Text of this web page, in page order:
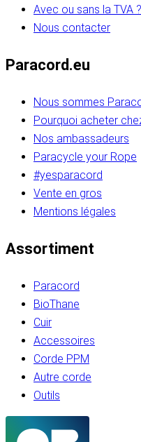
Avec ou sans la TVA ?
Nous contacter
Paracord.eu
Nous sommes
Pourquoi acheter
Nos ambassadeurs
Paracycle your Rope
#yesparacord
Vente en gros
Mentions légales
Assortiment
Paracord
BioThane
Cuir
Accessoires
Corde PPM
Autre corde
Outils